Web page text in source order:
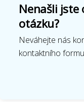
Nenašli jste
otázku?
Neváhejte nás
kontaktního